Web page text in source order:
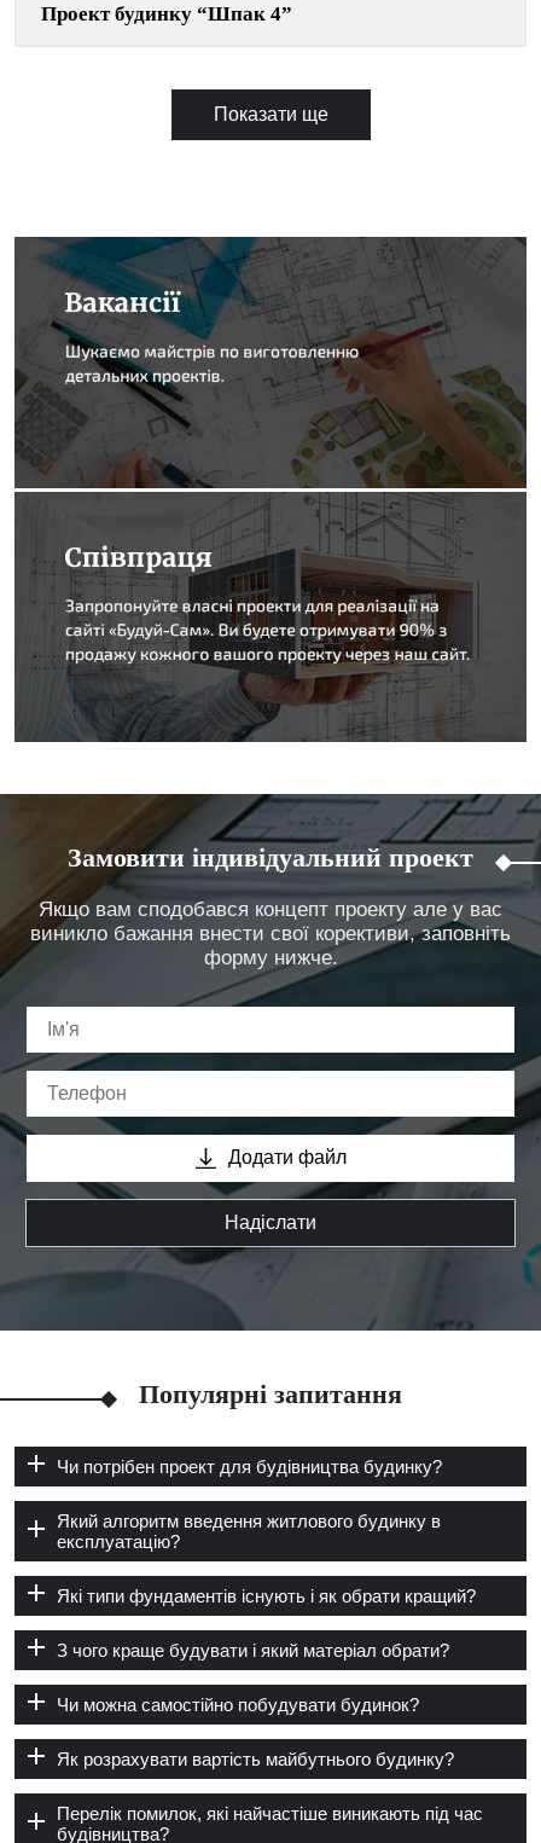
Проект будинку “Шпак 4”
Показати ще
Замовити індивідуальний проект
Якщо вам сподобався концепт проекту але у вас
виникло бажання внести свої корективи, заповніть
форму нижче.
Додати файл
Надіслати
Популярні запитання
Чи потрібен проект для будівництва будинку?
Який алгоритм введення житлового будинку в
експлуатацію?
Які типи фундаментів існують і як обрати кращий?
З чого краще будувати і який матеріал обрати?
Чи можна самостійно побудувати будинок?
Як розрахувати вартість майбутнього будинку?
Перелік помилок, які найчастіше виникають під час
будівництва?